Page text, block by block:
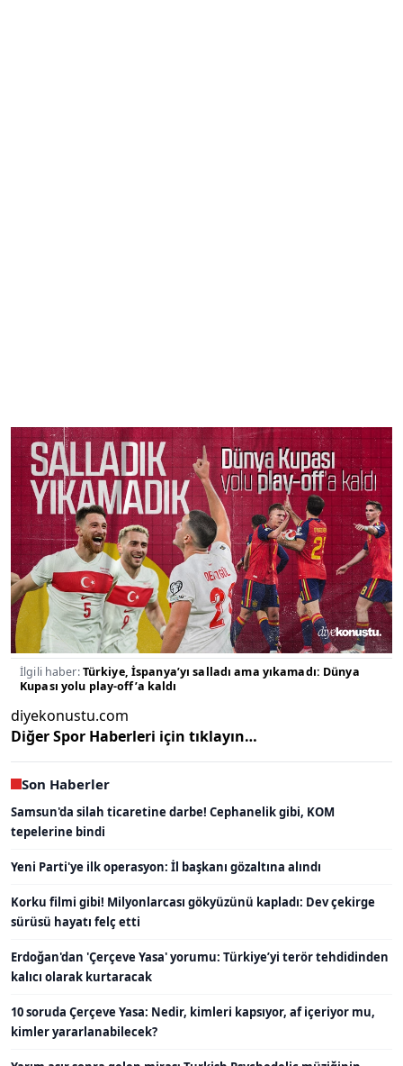
İlgili haber:Türkiye, İspanya’yı salladı ama yıkamadı: Dünya
Kupası yolu play-off’a kaldı
diyekonustu.com
Diğer Spor Haberleri için tıklayın…
Son Haberler
Samsun'da silah ticaretine darbe! Cephanelik gibi, KOM
tepelerine bindi
Yeni Parti'ye ilk operasyon: İl başkanı gözaltına alındı
Korku filmi gibi! Milyonlarcası gökyüzünü kapladı: Dev çekirge
sürüsü hayatı felç etti
Erdoğan'dan 'Çerçeve Yasa' yorumu: Türkiye’yi terör tehdidinden
kalıcı olarak kurtaracak
10 soruda Çerçeve Yasa: Nedir, kimleri kapsıyor, af içeriyor mu,
kimler yararlanabilecek?